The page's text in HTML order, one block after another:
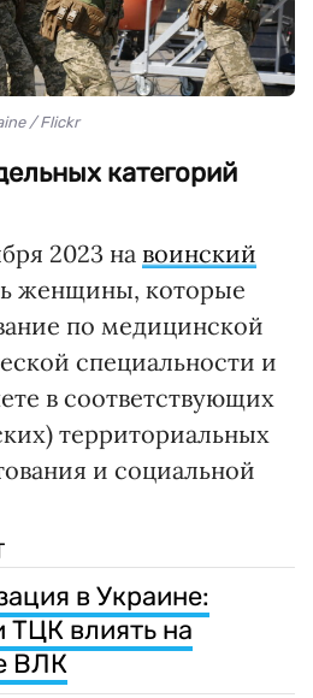
/ Flickr
категорий
2023 на воинский
женщины, которые
по медицинской
специальности и
в соответствующих
территориальных
и социальной
в Украине:
ТЦК влиять на
ВЛК